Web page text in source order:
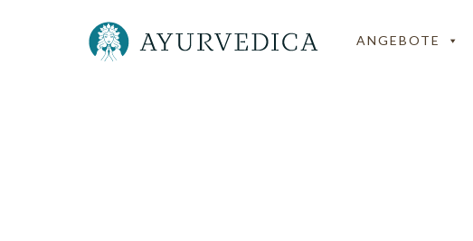
ANGEBOTE